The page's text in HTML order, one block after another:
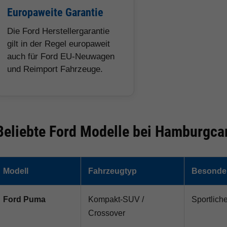
Europaweite Garantie
Die Ford Herstellergarantie
gilt in der Regel europaweit
auch für Ford EU-Neuwagen
und Reimport Fahrzeuge.
Ford Modelle bei
Modell Fahrzeugtyp
Ford Puma
Kompakt-SUV /
Crossover